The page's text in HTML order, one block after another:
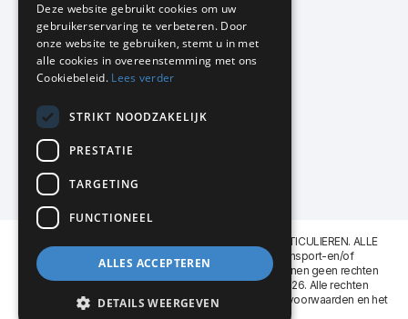
KMP Kantoormeubilair
Airport Business Park
Frankfurtstraat 29-31
1175 RH Lijnden
020-617 01 26
info@kmpkantoormeubilair.nl
Facebook
Instagram
KMP Kantoormeubilair levert aan BEDRIJVEN en PARTICULIEREN. ALLE
GENOEMDE PRIJZEN ZIJN EXCL. 21% B.T.W. Transport-en/of
Montagekosten op aanvraag. Aan deze website kunnen geen rechten
worden ontleend. KMP Kantoormeubilair VOF © 2026. Alle rechten
voorbehouden. Lees voor gebruik graag de
leveringsvoorwaarden en het
Deze website gebruikt cookies om uw
gebruikerservaring te verbeteren. Door
onze website te gebruiken, stemt u in met
alle cookies in overeenstemming met ons
Cookiebeleid. Lees verder
STRIKT NOODZAKELIJK
PRESTATIE
TARGETING
FUNCTIONEEL
ALLES ACCEPTEREN
DETAILS WEERGEVEN